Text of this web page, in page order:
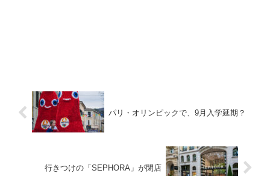
パリ・オリンピックで、9月入学延期？
行きつけの「SEPHORA」が閉店